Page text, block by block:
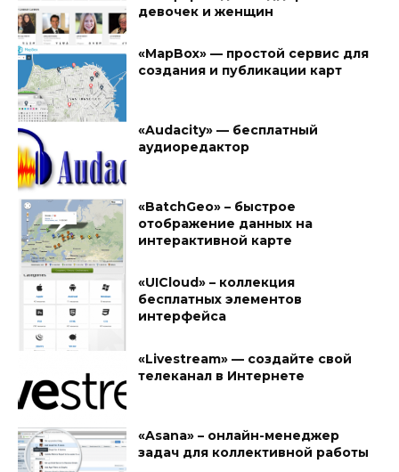
девочек и женщин
«MapBox» — простой сервис для
создания и публикации карт
«Audacity» — бесплатный
аудиоредактор
«BatchGeo» – быстрое
отображение данных на
интерактивной карте
«UICloud» – коллекция
бесплатных элементов
интерфейса
«Livestream» — создайте свой
телеканал в Интернете
«Asana» – онлайн-менеджер
задач для коллективной работы